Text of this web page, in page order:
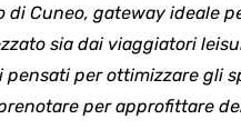
Cuneo, gateway ideale
sia dai viaggiatori
pensati per ottimizzare gli
per approfittare